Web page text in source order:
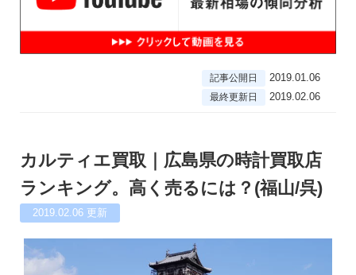
記事公開日 2019.01.06
最終更新日 2019.02.06
カルティエ買取｜広島県の時計買取店
ランキング。高く売るには？(福山/呉)
2019.02.06 更新